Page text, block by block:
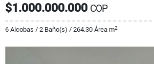
$1.000.000.000 COP
6 Alcobas / 2 Baño(s) / 264.30 Área m2